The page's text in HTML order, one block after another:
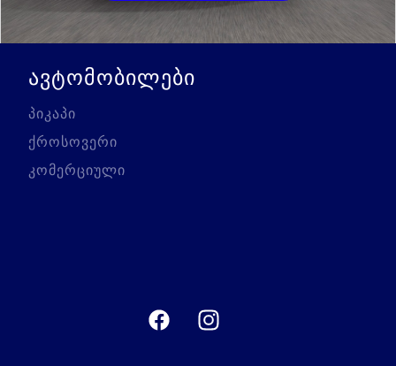
ავტომობილები
პიკაპი
ქროსოვერი
კომერციული